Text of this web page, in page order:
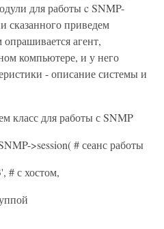
для работы c SNMP-
сказанного приведем
агент,
компьютере, и у него
- описание системы и
класс для работы с SNMP
>session( # сеанс работы
# с хостом,